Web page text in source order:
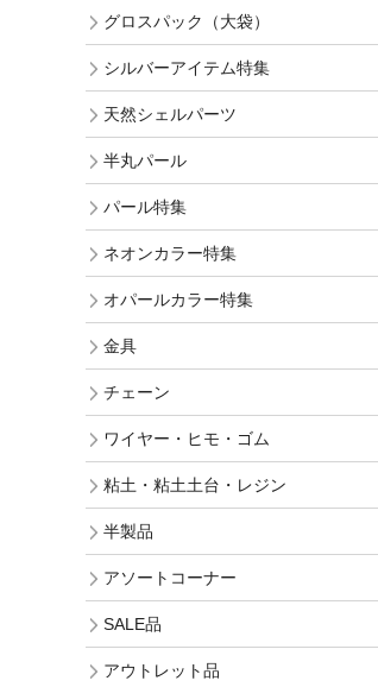
グロスパック（大袋）
シルバーアイテム特集
天然シェルパーツ
半丸パール
パール特集
ネオンカラー特集
オパールカラー特集
金具
チェーン
ワイヤー・ヒモ・ゴム
粘土・粘土土台・レジン
半製品
アソートコーナー
SALE品
アウトレット品